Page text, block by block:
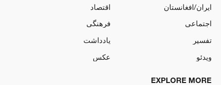
ایران/افغانستان
اقتصاد
اجتماعی
فرهنگی
تفسیر
یادداشت
ویدئو
عکس
EXPLORE MORE